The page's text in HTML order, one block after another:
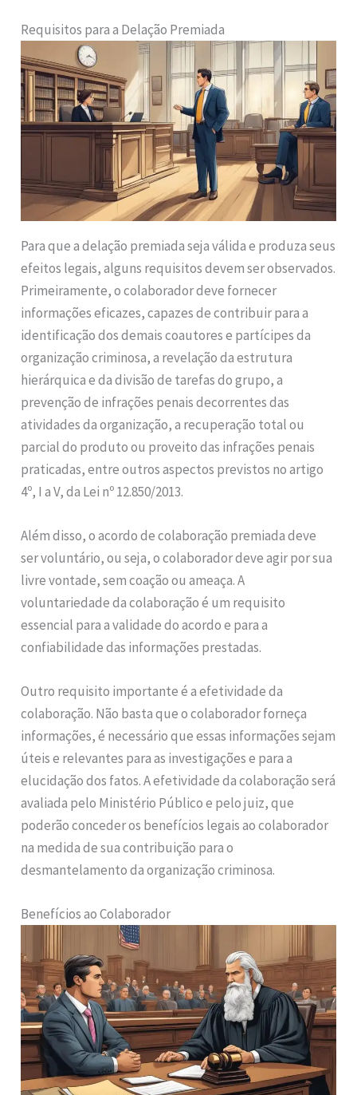
Requisitos para a Delação Premiada
Para que a delação premiada seja válida e produza seus
efeitos legais, alguns requisitos devem ser observados.
Primeiramente, o colaborador deve fornecer
informações eficazes, capazes de contribuir para a
identificação dos demais coautores e partícipes da
organização criminosa, a revelação da estrutura
hierárquica e da divisão de tarefas do grupo, a
prevenção de infrações penais decorrentes das
atividades da organização, a recuperação total ou
parcial do produto ou proveito das infrações penais
praticadas, entre outros aspectos previstos no artigo
4º, I a V, da Lei nº 12.850/2013.
Além disso, o acordo de colaboração premiada deve
ser voluntário, ou seja, o colaborador deve agir por sua
livre vontade, sem coação ou ameaça. A
voluntariedade da colaboração é um requisito
essencial para a validade do acordo e para a
confiabilidade das informações prestadas.
Outro requisito importante é a efetividade da
colaboração. Não basta que o colaborador forneça
informações, é necessário que essas informações sejam
úteis e relevantes para as investigações e para a
elucidação dos fatos. A efetividade da colaboração será
avaliada pelo Ministério Público e pelo juiz, que
poderão conceder os benefícios legais ao colaborador
na medida de sua contribuição para o
desmantelamento da organização criminosa.
Benefícios ao Colaborador